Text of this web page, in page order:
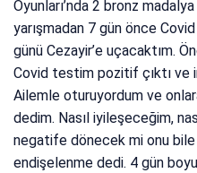
Oyunları’nda 2 bronz
yarışmadan 7 gün önce
günü Cezayir’e uçacaktım.
Covid testim pozitif çıktı ve
Ailemle oturuyordum ve
dedim. Nasıl iyileşeceğim,
negatife dönecek mi onu
endişelenme dedi. 4 gün